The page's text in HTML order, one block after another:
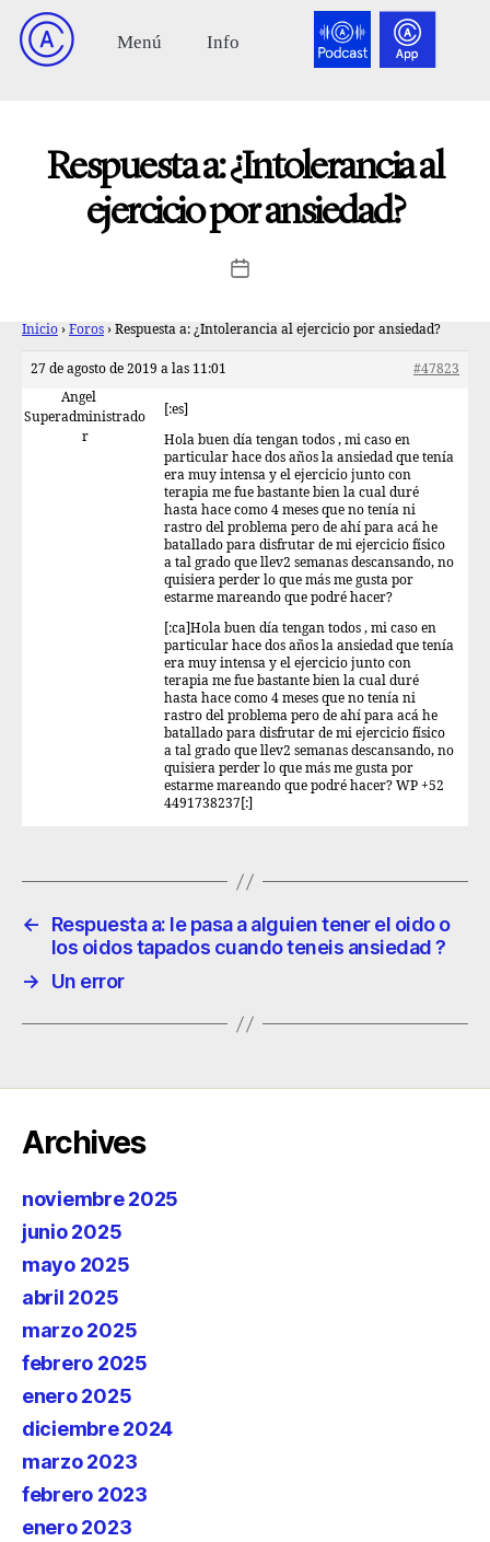
Respuesta a: ¿Intolerancia al
ejercicio por ansiedad?
Inicio › Foros › Respuesta a: ¿Intolerancia al ejercicio por ansiedad?
27 de agosto de 2019 a las 11:01
#47823
Angel
Superadministrado
r
[:es]
Hola buen día tengan todos , mi caso en
particular hace dos años la ansiedad que tenía
era muy intensa y el ejercicio junto con
terapia me fue bastante bien la cual duré
hasta hace como 4 meses que no tenía ni
rastro del problema pero de ahí para acá he
batallado para disfrutar de mi ejercicio físico
a tal grado que llev2 semanas descansando, no
quisiera perder lo que más me gusta por
estarme mareando que podré hacer?
[:ca]Hola buen día tengan todos , mi caso en
particular hace dos años la ansiedad que tenía
era muy intensa y el ejercicio junto con
terapia me fue bastante bien la cual duré
hasta hace como 4 meses que no tenía ni
rastro del problema pero de ahí para acá he
batallado para disfrutar de mi ejercicio físico
a tal grado que llev2 semanas descansando, no
quisiera perder lo que más me gusta por
estarme mareando que podré hacer? WP +52
4491738237[:]
←
Respuesta a: le pasa a alguien tener el oido o
los oidos tapados cuando teneis ansiedad ?
→
Un error
Archives
noviembre 2025
junio 2025
mayo 2025
abril 2025
marzo 2025
febrero 2025
enero 2025
diciembre 2024
marzo 2023
febrero 2023
enero 2023